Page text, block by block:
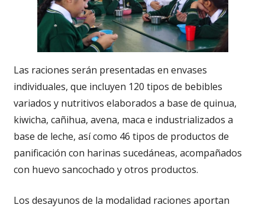
Las raciones serán presentadas en envases
individuales, que incluyen 120 tipos de bebibles
variados y nutritivos elaborados a base de quinua,
kiwicha, cañihua, avena, maca e industrializados a
base de leche, así como 46 tipos de productos de
panificación con harinas sucedáneas, acompañados
con huevo sancochado y otros productos.
Los desayunos de la modalidad raciones aportan